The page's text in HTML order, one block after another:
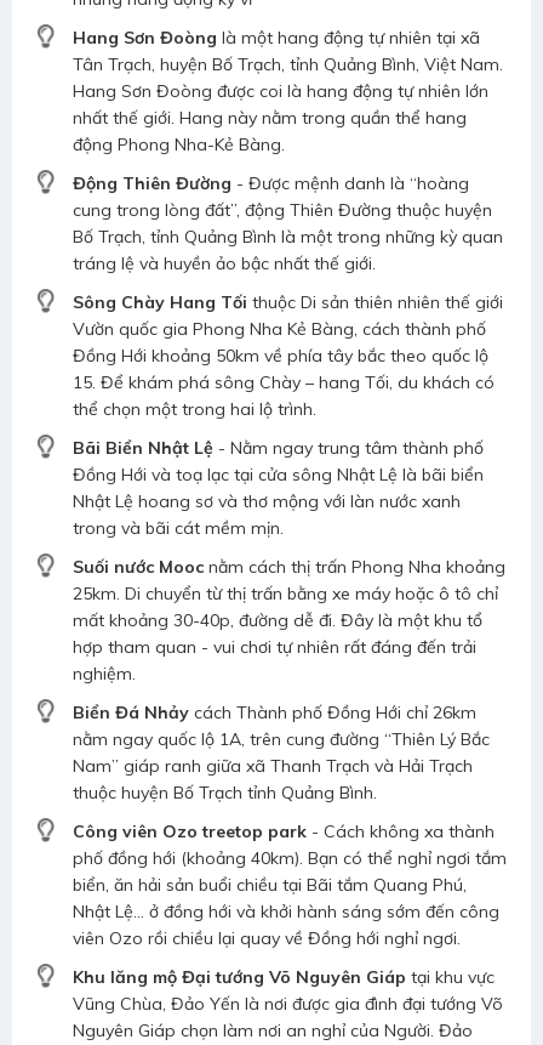
Hang Sơn Đoòng là một hang động tự nhiên tại xã
Tân Trạch, huyện Bố Trạch, tỉnh Quảng Bình, Việt Nam.
Hang Sơn Đoòng được coi là hang động tự nhiên lớn
nhất thế giới. Hang này nằm trong quần thể hang
động Phong Nha-Kẻ Bàng.
Động Thiên Đường - Được mệnh danh là “hoàng
cung trong lòng đất”, động Thiên Đường thuộc huyện
Bố Trạch, tỉnh Quảng Bình là một trong những kỳ quan
tráng lệ và huyền ảo bậc nhất thế giới.
Sông Chày Hang Tối thuộc Di sản thiên nhiên thế giới
Vườn quốc gia Phong Nha Kẻ Bàng, cách thành phố
Đồng Hới khoảng 50km về phía tây bắc theo quốc lộ
15. Để khám phá sông Chày – hang Tối, du khách có
thể chọn một trong hai lộ trình.
Bãi Biển Nhật Lệ - Nằm ngay trung tâm thành phố
Đồng Hới và toạ lạc tại cửa sông Nhật Lệ là bãi biển
Nhật Lệ hoang sơ và thơ mộng với làn nước xanh
trong và bãi cát mềm mịn.
Suối nước Mooc nằm cách thị trấn Phong Nha khoảng
25km. Di chuyển từ thị trấn bằng xe máy hoặc ô tô chỉ
mất khoảng 30-40p, đường dễ đi. Đây là một khu tổ
hợp tham quan - vui chơi tự nhiên rất đáng đến trải
nghiệm.
Biển Đá Nhảy cách Thành phố Đồng Hới chỉ 26km
nằm ngay quốc lộ 1A, trên cung đường “Thiên Lý Bắc
Nam” giáp ranh giữa xã Thanh Trạch và Hải Trạch
thuộc huyện Bố Trạch tỉnh Quảng Bình.
Công viên Ozo treetop park - Cách không xa thành
phố đồng hới (khoảng 40km). Bạn có thể nghỉ ngơi tắm
biển, ăn hải sản buổi chiều tại Bãi tắm Quang Phú,
Nhật Lệ... ở đồng hới và khởi hành sáng sớm đến công
viên Ozo rồi chiều lại quay về Đồng hới nghỉ ngơi.
Khu lăng mộ Đại tướng Võ Nguyên Giáp tại khu vực
Vũng Chùa, Đảo Yến là nơi được gia đình đại tướng Võ
Nguyên Giáp chọn làm nơi an nghỉ của Người. Đảo